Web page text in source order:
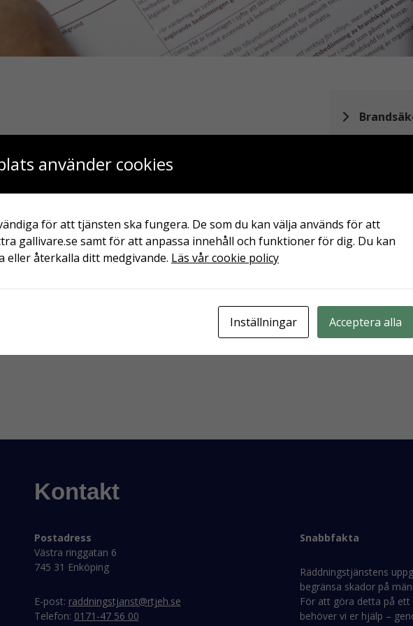
Stärkt
Elda och
Sotning
Stöd till
som vill veta mer gällande solceller,
läsa om ämnena på sidan genom att
hem de olika dokumenten.
sida eller i vårtdokumentarkiv.
Kontakt
Postadress
Västra ringgatan 6
745 31 Enköping
E-post: raddningstjanst@rtjeh.se
Telefon: 0171-47 56 00
Snabbfakta
Räddningstjänstens
begränsa skador på
För att göra detta på
behöver vi er hjälp –
använder cookies
för att tjänsten ska fungera. De som du kan välja används för att
gallivare.se samt för att anpassa innehåll och funktioner för dig. Du kan
eller återkalla ditt medgivande. Läs vår cookie policy
Inställningar Acceptera alla